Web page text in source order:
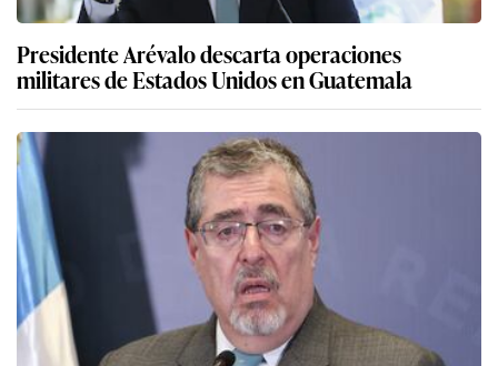
Presidente Arévalo descarta operaciones
militares de Estados Unidos en Guatemala